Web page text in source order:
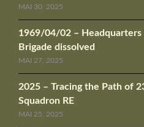
MAI 30, 2025
1969/04/02 –
Brigade dissolved
MAI 27, 2025
2025 – Tracing the Path of
Squadron RE
MAI 25, 2025